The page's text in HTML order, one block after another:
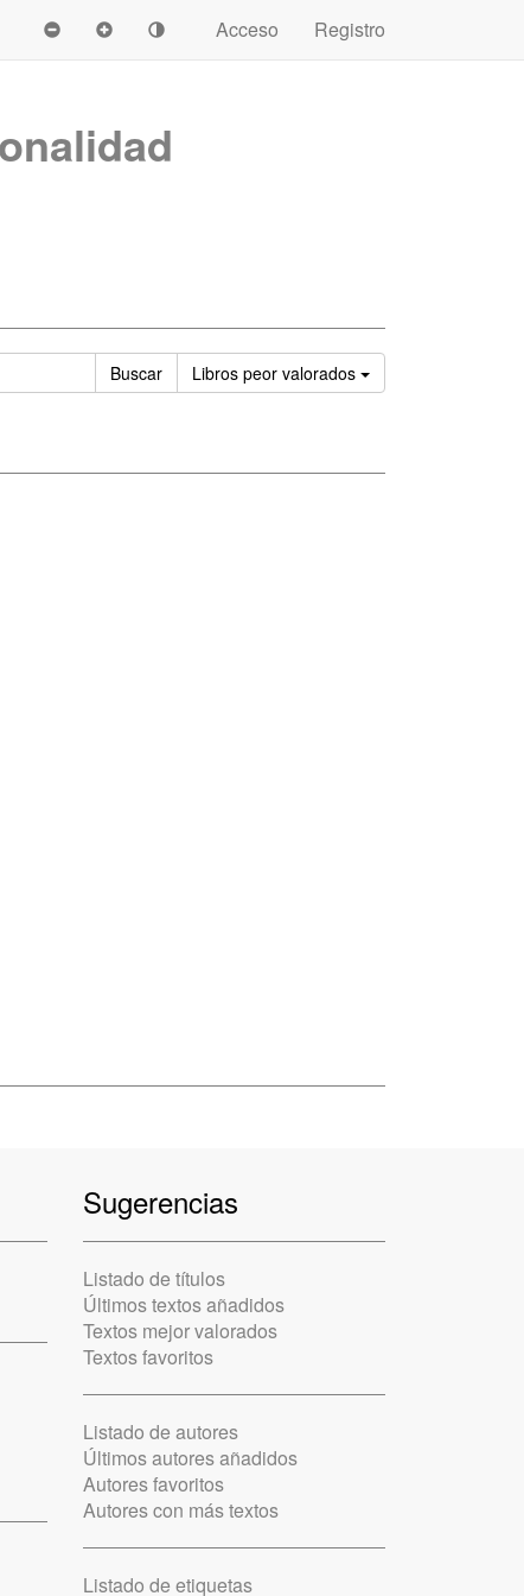
Acceso
Registro
Buscar Libros peor valorados Ordenar
Sugerencias
Listado de títulos
Últimos textos añadidos
Textos mejor valorados
Textos favoritos
Listado de autores
Últimos autores añadidos
Autores favoritos
Autores con más textos
Listado de etiquetas